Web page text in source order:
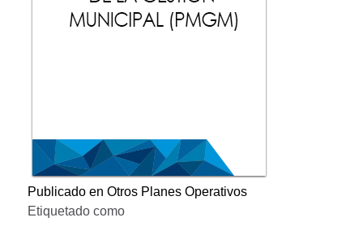
Publicado en Otros Planes Operativos
Etiquetado como